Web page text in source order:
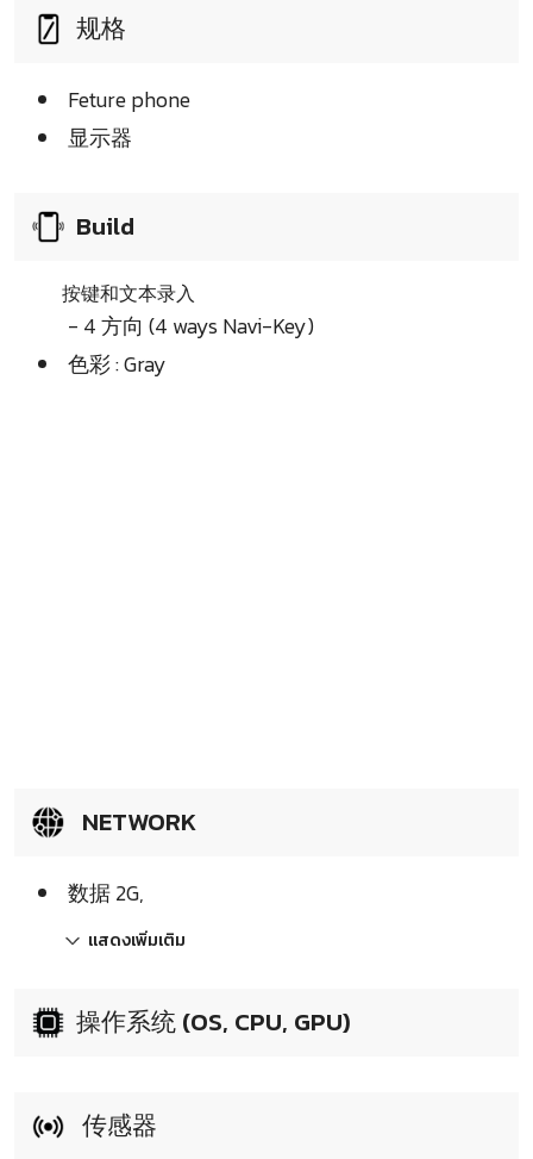
规格
Feture phone
显示器
Build
按键和文本录入
- 4 方向 (4 ways Navi-Key)
色彩 : Gray
NETWORK
数据 2G,
แสดงเพิ่มเติม
操作系统 (OS, CPU, GPU)
传感器